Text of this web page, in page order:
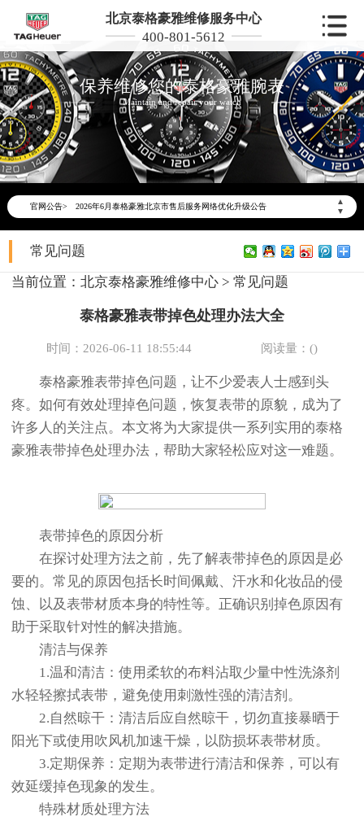
北京泰格豪雅维修服务中心
400-801-5612
保养维修您的泰格豪雅腕表
Maintain and repair your watch
官网公告>
▲
▼
2026年6月泰格豪雅北京市售后服务网络优化升级公告
2026年6月北京市泰格豪雅官方售后客户服务热线：400-801-5612
2026年6月泰格豪雅售后服务中心最新网点地址：
常见问题
当前位置： 北京泰格豪雅维修中心 > 常见问题
泰格豪雅表带掉色处理办法大全
时间：2026-06-11 18:55:44 阅读量：()
泰格豪雅表带掉色问题，让不少爱表人士感到头
疼。如何有效处理掉色问题，恢复表带的原貌，成为了
许多人的关注点。本文将为大家提供一系列实用的泰格
豪雅表带掉色处理办法，帮助大家轻松应对这一难题。
表带掉色的原因分析
在探讨处理方法之前，先了解表带掉色的原因是必
要的。常见的原因包括长时间佩戴、汗水和化妆品的侵
蚀、以及表带材质本身的特性等。正确识别掉色原因有
助于采取针对性的解决措施。
清洁与保养
1.温和清洁：使用柔软的布料沾取少量中性洗涤剂
水轻轻擦拭表带，避免使用刺激性强的清洁剂。
2.自然晾干：清洁后应自然晾干，切勿直接暴晒于
阳光下或使用吹风机加速干燥，以防损坏表带材质。
3.定期保养：定期为表带进行清洁和保养，可以有
效延缓掉色现象的发生。
特殊材质处理方法